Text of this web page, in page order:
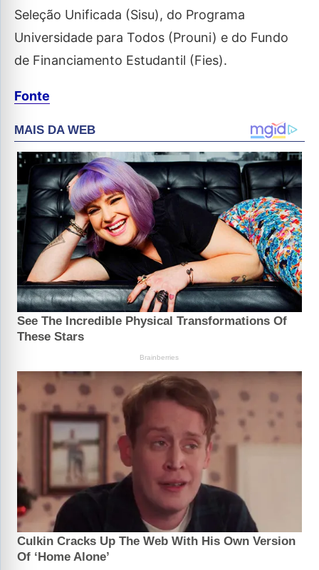
Seleção Unificada (Sisu), do Programa
Universidade para Todos (Prouni) e do Fundo
de Financiamento Estudantil (Fies).
Fonte